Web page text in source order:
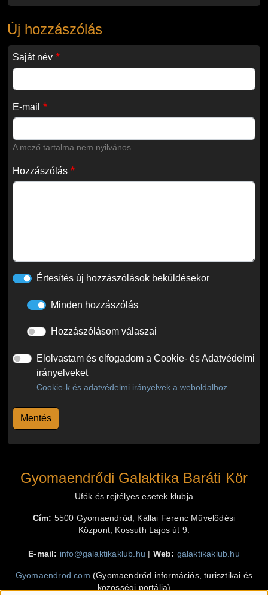
Új hozzászólás
Saját név
E-mail
A mező tartalma nem nyilvános.
Hozzászólás
Értesítés új hozzászólások beküldésekor
Minden hozzászólás
Hozzászólásom válaszai
Elolvastam és elfogadom a Cookie- és Adatvédelmi
irányelveket
Cookie-k és adatvédelmi irányelvek a weboldalhoz
Gyomaendrődi Galaktika Baráti Kör
Ufók és rejtélyes esetek klubja
Cím: 5500 Gyomaendrőd, Kállai Ferenc Művelődési
Központ, Kossuth Lajos út 9.
E-mail: info@galaktikaklub.hu Web: galaktikaklub.hu
Gyomaendrod.com (Gyomaendrőd információs, turisztikai és
közösségi portálja)